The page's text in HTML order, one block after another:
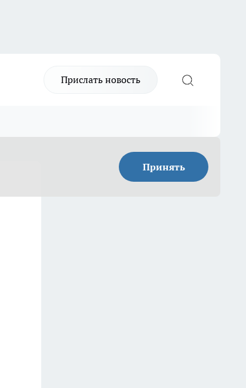
Прислать новость
Принять